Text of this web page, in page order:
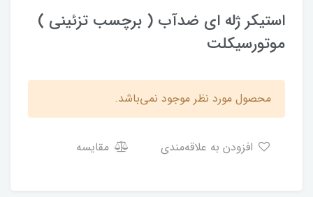
استیکر ژله ای ضدآب ( برچسب تزئینی )
موتورسیکلت
محصول مورد نظر موجود نمی‌باشد.
مقایسه